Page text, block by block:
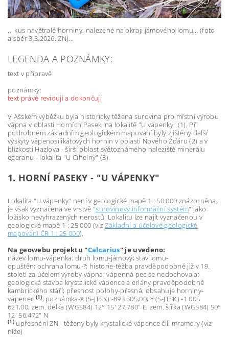
... kus navětralé horniny, nalezené na okraji jámového lomu... (foto
a sběr 3.3.2026, ZN)...
LEGENDA A POZNÁMKY:
text v přípravě
poznámky:
text právě reviduji a dokončuji
V Ašském výběžku byla historicky těžena surovina pro místní výrobu
vápna v oblasti Horních Pasek, na lokalitě "U vápenky" (1). Při
podrobném základním geologickém mapování byly zjištěny další
výskyty vápenosilikátových hornin v oblasti Nového Žďáru (2) a v
blízkosti Hazlova - širší oblast světoznámého naleziště minerálu
egeranu - lokalita "U Cihelny" (3).
1. HORNÍ PASEKY - "U VÁPENKY"
Lokalita "U vápenky" není v geologické mapě 1 : 50 000 znázorněna,
je však vyznačena ve vrstvě "surovinový informační systém" jako
ložisko nevyhrazených nerostů. Lokalitu lze najít vyznačenou v
geologické mapě 1 : 25 000 (vizZákladní a účelové geologické
mapování ČR 1 : 25 000).
Na geowebu projektu "Calcarius" je uvedeno:
název lomu-vápenka; druh lomu-jámový; stav lomu-
opuštěn; ochrana lomu-?; historie-těžba pravděpodobně již v 19.
století za účelem výroby vápna; vápenná pec se nedochovala;
geologická stavba krystalické vápence a erlány pravděpodobně
kambrického stáří; přesnost polohy-přesná; obsahuje horniny-
vápenec (1); poznámka-X (S-JTSK) -893 505,00; Y (S-JTSK) -1 005
621,00; zem. délka (WGS84) 12° 15' 27,780" E; zem. šířka (WGS84) 50°
12' 56,472" N
(1)upřesnění ZN - těženy byly krystalické vápence čili mramory (viz
níže)